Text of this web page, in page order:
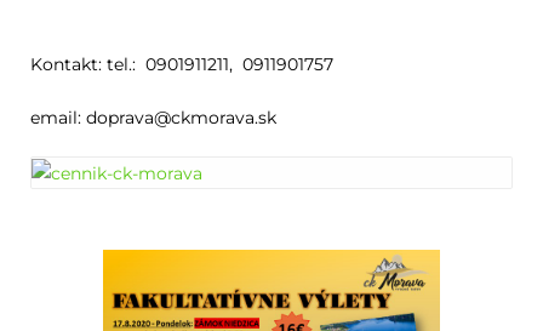
Kontakt: tel.: 0901911211, 0911901757
email: doprava@ckmorava.sk